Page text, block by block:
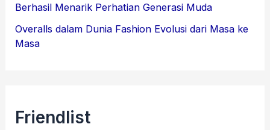
Berhasil Menarik Perhatian Generasi Muda
Overalls dalam Dunia Fashion Evolusi dari Masa ke
Masa
Friendlist